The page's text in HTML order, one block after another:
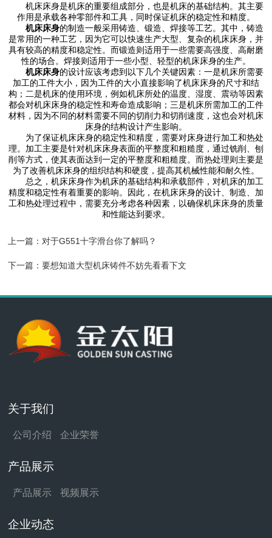
机床床身是机床的重要组成部分，也是机床的基础结构。其主要
作用是承载各种零部件和工具，同时保证机床的稳定性和精度。
机床床身的制造一般采用铸造、锻造、焊接等工艺。其中，铸造
是常用的一种工艺，因为它可以快速生产大型、复杂的机床床身，并
具有较高的精度和稳定性。而锻造则适用于一些需要高强度、高耐磨
性的场合。焊接则适用于一些小型、轻型的机床床身的生产。
机床床身的设计应该考虑到以下几个关键因素：一是机床所需要
加工的工件大小，因为工件的大小直接影响了机床床身的尺寸和结
构；二是机床的使用环境，例如机床所处的温度、湿度、震动等因素
都会对机床床身的稳定性和寿命造成影响；三是机床所需加工的工件
材料，因为不同的材料需要不同的切削力和切削速度，这也会对机床
床身的结构设计产生影响。
为了保证机床床身的稳定性和精度，需要对床身进行加工和热处
理。加工主要是针对机床床身表面的平整度和粗糙度，通过铣削、刨
削等方式，使其表面达到一定的平整度和粗糙度。而热处理则主要是
为了改善机床床身的组织结构和硬度，提高其机械性能和耐久性。
总之，机床床身作为机床的基础结构和承载部件，对机床的加工
精度和稳定性有着重要的影响。因此，在机床床身的设计、制造、加
工和热处理过程中，需要充分考虑各种因素，以确保机床床身的质量
和性能达到要求。
上一篇：对于G551十字滑台你了解吗？
下一篇：要想知道大型机床铸件不妨先看看下文
关于我们
公司介绍 企业荣誉
产品展示
产品展示 视频展示
企业动态